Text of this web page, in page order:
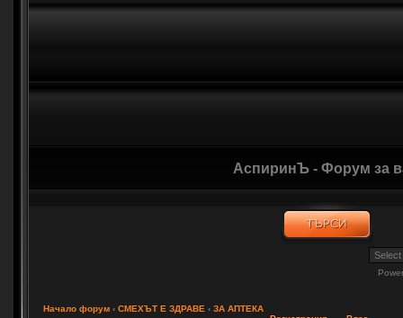
АспиринЪ - Форум за
Начало форум ‹ СМЕХЪТ Е ЗДРАВЕ ‹ ЗА АПТЕКА